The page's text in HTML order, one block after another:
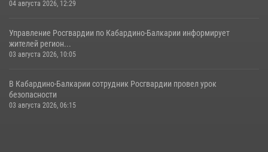
04 августа 2026, 12:29
Управление Росгвардии по Кабардино-Балкарии информирует
жителей регион...
03 августа 2026, 10:05
В Кабардино‑Балкарии сотрудник Росгвардии провел урок
безопасности
03 августа 2026, 06:15